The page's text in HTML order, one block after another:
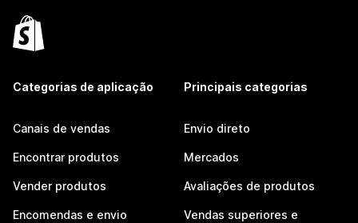
Categorias de aplicação
Canais de vendas
Encontrar produtos
Vender produtos
Encomendas e envio
Principais categorias
Envio direto
Mercados
Avaliações de produtos
Vendas superiores e